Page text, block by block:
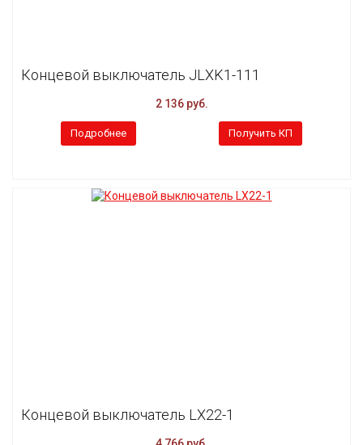
Концевой выключатель JLXK1-111
2 136 руб.
Подробнее Получить КП
Концевой выключатель LX22-1